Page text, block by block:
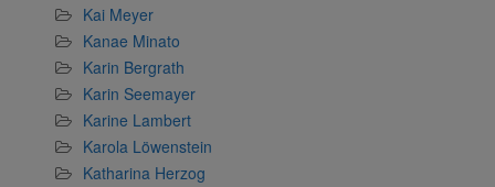
Kai Meyer
Kanae Minato
Karin Bergrath
Karin Seemayer
Karine Lambert
Karola Löwenstein
Katharina Herzog